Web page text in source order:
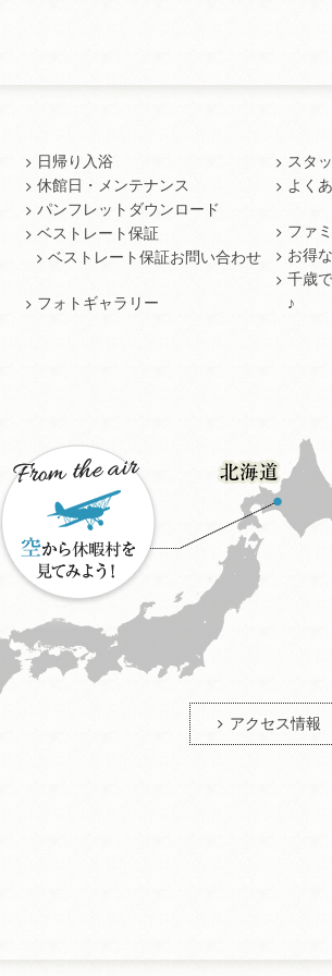
日帰り入浴
休館日・メンテナンス
パンフレットダウンロード
ベストレート保証
ベストレート保証お問い合わせ
フォトギャラリー
スタ
よく
ファ
お得
千歳
♪
アクセス情報